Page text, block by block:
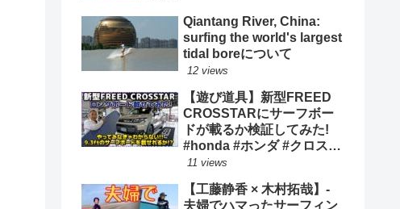
Qiantang River, China:
surfing the world's largest
tidal boreについて
12 views
【遊び道具】新型FREED
CROSSTARにサーフボー
ドが載るか検証してみた!
#honda #ホンダ #クロスタ
ー #car #freed #フリード #
ード
11 views
【工藤静香 × 木村拓哉】-
夫婦でハマったサーフィン